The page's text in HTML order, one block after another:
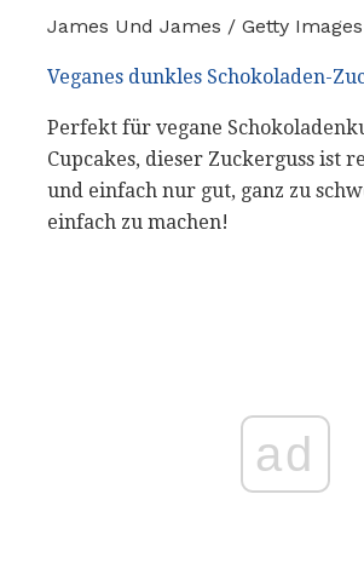
James Und James / Getty Images
Veganes dunkles Schokoladen-
Perfekt für vegane
Cupcakes, dieser Zuckerguss ist
und einfach nur gut, ganz zu
einfach zu machen!
ad